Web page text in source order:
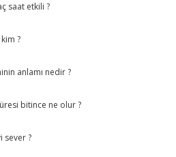
saat etkili ?
?
anlamı nedir ?
bitince ne olur ?
sever ?